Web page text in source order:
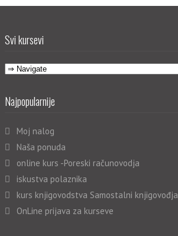
Svi kursevi
Najpopularnije
Moj nalog
Naša ponuda
online kurs -Poreski računovodja
iskustva polaznika
kurs knjigovodstva Samostalni knjigovođja
OnLine prijava za kurseve